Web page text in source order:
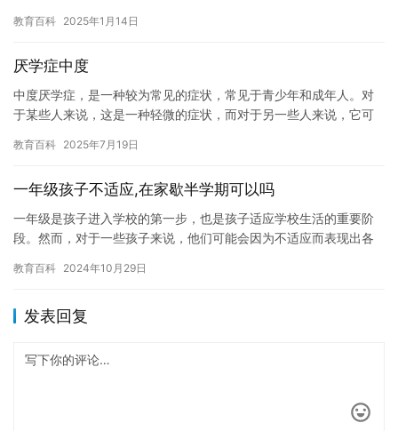
教育百科 2025年1月14日
厌学症中度
中度厌学症，是一种较为常见的症状，常见于青少年和成年人。对
于某些人来说，这是一种轻微的症状，而对于另一些人来说，它可
对个人…
教育百科 2025年7月19日
一年级孩子不适应,在家歇半学期可以吗
一年级是孩子进入学校的第一步，也是孩子适应学校生活的重要阶
段。然而，对于一些孩子来说，他们可能会因为不适应而表现出各
需要在…
教育百科 2024年10月29日
发表回复